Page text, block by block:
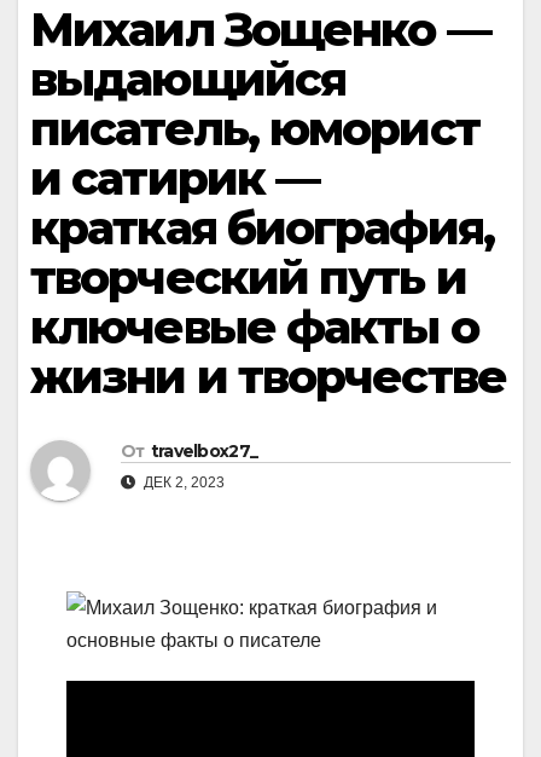
Михаил Зощенко —
выдающийся
писатель, юморист
и сатирик —
краткая биография,
творческий путь и
ключевые факты о
жизни и творчестве
От travelbox27_
ДЕК 2, 2023